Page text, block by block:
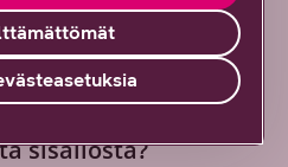
sisällöstä?